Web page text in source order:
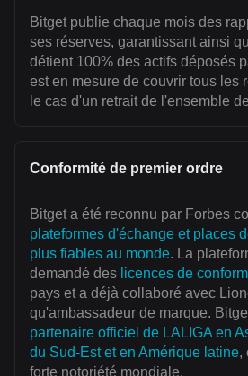
Bitget publie chaque mois des
ses réserves, garantissant ainsi
détient 100% des actifs déposés
est en mesure de couvrir tous les
le cas d'un retrait de l'ensemble
Conformité de premier ordre
Bitget a été reconnu par Forbes
plateformes d'échange et places
plus fiables au monde. La
demandé des licences de
pays et a déjà collaboré avec
qu'ambassadeur de marque.
partenaire officiel de LALIGA en
du Sud-Est et en Amérique latine,
forte notoriété mondiale.